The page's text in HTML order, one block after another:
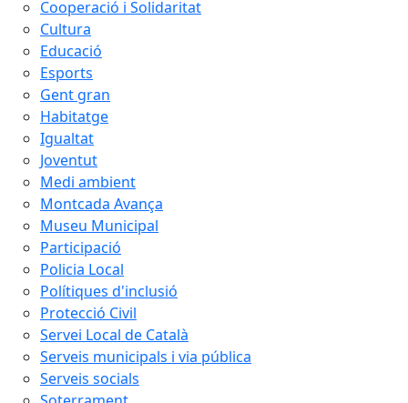
Cooperació i Solidaritat
Cultura
Educació
Esports
Gent gran
Habitatge
Igualtat
Joventut
Medi ambient
Montcada Avança
Museu Municipal
Participació
Policia Local
Polítiques d'inclusió
Protecció Civil
Servei Local de Català
Serveis municipals i via pública
Serveis socials